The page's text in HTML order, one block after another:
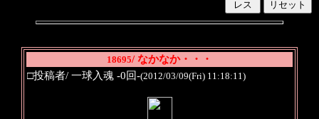
18695/ なかなか・・・
□投稿者/ 一球入魂 -0回-(2012/03/09(Fri) 11:18:11)